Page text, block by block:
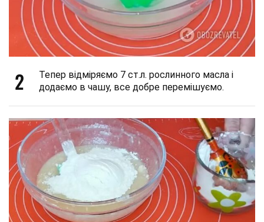
2
Тепер відміряємо 7 ст.л. рослинного масла і
додаємо в чашу, все добре перемішуємо.